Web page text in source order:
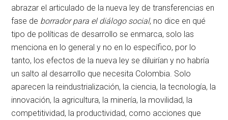
abrazar el articulado de la nueva ley de transferencias en
fase de borrador para el diálogo social, no dice en qué
tipo de políticas de desarrollo se enmarca, solo las
menciona en lo general y no en lo específico, por lo
tanto, los efectos de la nueva ley se diluirían y no habría
un salto al desarrollo que necesita Colombia. Solo
aparecen la reindustrialización, la ciencia, la tecnología, la
innovación, la agricultura, la minería, la movilidad, la
competitividad, la productividad, como acciones que